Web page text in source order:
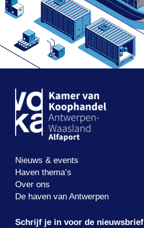
Nieuws & events
Haven thema’s
Over ons
De haven van Antwerpen
Schrijf je in voor de nieuwsbrief